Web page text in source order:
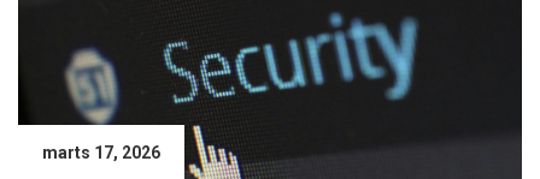
marts 17, 2026